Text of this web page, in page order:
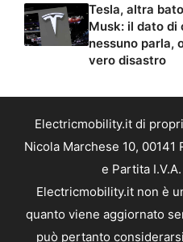
Tesla, altra
Musk: il dato di
nessuno parla,
vero disastro
Electricmobility.it di
Nicola Marchese 10, 00141
e Partita
Electricmobility.it non è
quanto viene aggiornato
può pertanto